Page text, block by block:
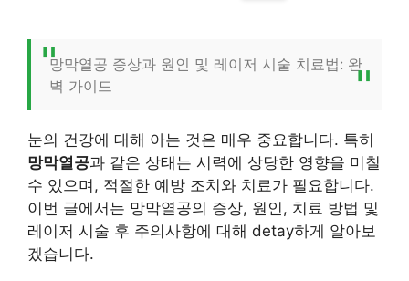
망막열공 증상과 원인 및 레이저 시술 치료법: 완
벽 가이드
눈의 건강에 대해 아는 것은 매우 중요합니다. 특히
망막열공과 같은 상태는 시력에 상당한 영향을 미칠
수 있으며, 적절한 예방 조치와 치료가 필요합니다.
이번 글에서는 망막열공의 증상, 원인, 치료 방법 및
레이저 시술 후 주의사항에 대해 detay하게 알아보
겠습니다.